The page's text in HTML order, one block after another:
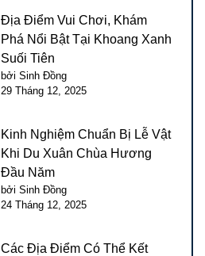
Địa Điểm Vui Chơi, Khám
Phá Nổi Bật Tại Khoang Xanh
Suối Tiên
bởi Sinh Đồng
29 Tháng 12, 2025
Kinh Nghiệm Chuẩn Bị Lễ Vật
Khi Du Xuân Chùa Hương
Đầu Năm
bởi Sinh Đồng
24 Tháng 12, 2025
Các Địa Điểm Có Thể Kết